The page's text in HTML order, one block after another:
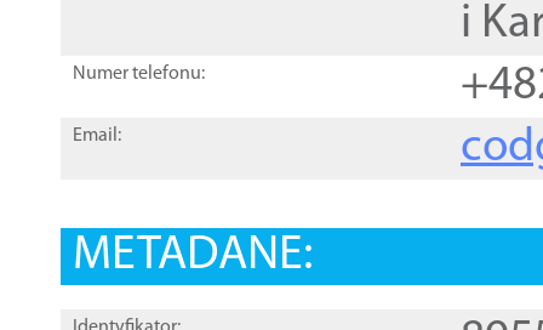
i
Numer telefonu:
Email:
METADANE: